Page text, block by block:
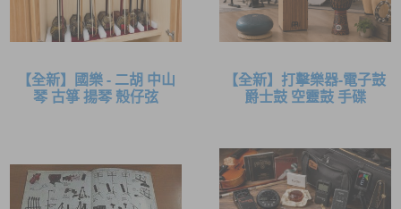
【全新】國樂 - 二胡 中山
琴 古箏 揚琴 殼仔弦
【全新】打擊樂器-電子鼓
爵士鼓 空靈鼓 手碟